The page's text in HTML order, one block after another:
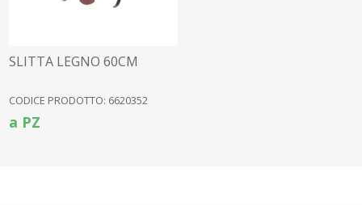
SLITTA LEGNO 60CM
CODICE PRODOTTO: 6620352
a PZ